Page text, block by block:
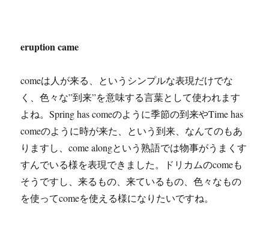
eruption came
comeは人が来る、というシンプルな表現だけでな
く、色々な”到来”を意味する言葉として使われます
よね。Spring has comeのように季節の到来やTime has
comeのように時が来た、という到来、なんてのもあ
りますし、come alongという熟語では物事がうまくす
すんでいる様を表現できました。ドリカムのcomeも
そうですし、来るもの、来ているもの、色々なもの
を使ってcomeを使える様になりたいですね。